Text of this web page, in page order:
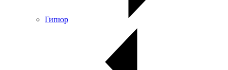
Гипюр